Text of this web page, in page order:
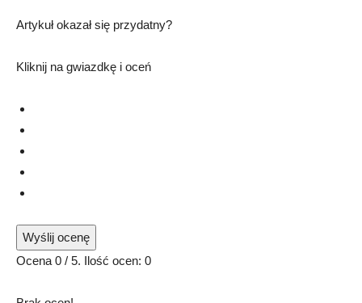
Artykuł okazał się przydatny?
Kliknij na gwiazdkę i oceń
Wyślij ocenę
Ocena 0 / 5. Ilość ocen: 0